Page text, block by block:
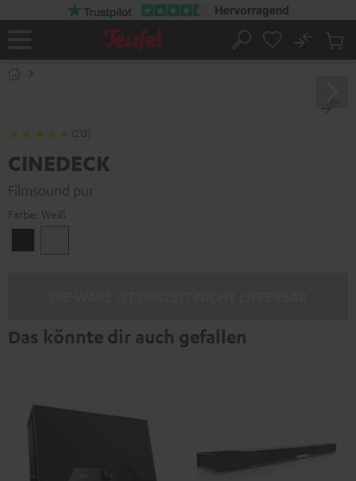
Startseite
Suche
No
(213)
CINEDECK
Filmsound pur
Farbe: Weiß
Das könnte dir auch gefallen